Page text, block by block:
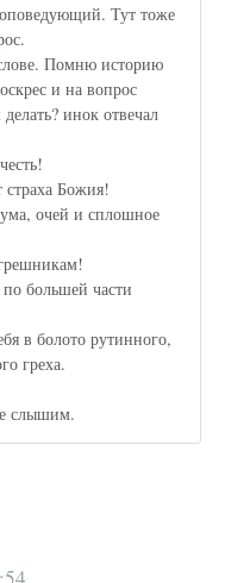
Тут тоже
Помню историю
и на вопрос
инок отвечал
страха Божия!
ума, очей и сплошное
большей части
в болото рутинного,
греха.
слышим.